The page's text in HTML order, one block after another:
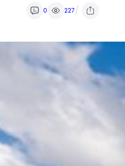
0 227/